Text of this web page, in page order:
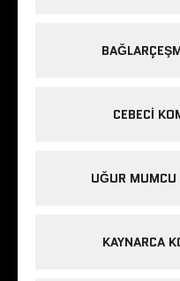
CEBECI
UĞUR
KAYNARCA